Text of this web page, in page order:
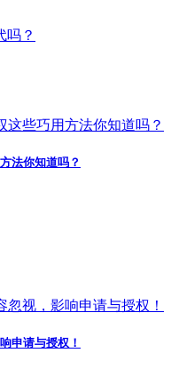
法你知道吗？
申请与授权！